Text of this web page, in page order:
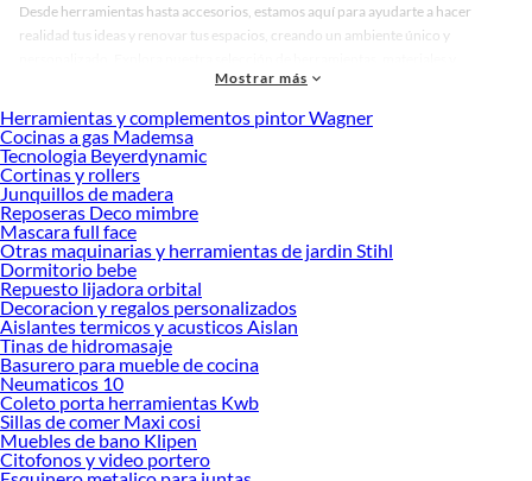
Desde herramientas hasta accesorios, estamos aquí para ayudarte a hacer
realidad tus ideas y renovar tus espacios, creando un ambiente único y
accesorios de calidad que te ayudarán a crear un espacio más tú.
Desde remodelaciones hasta proyectos de decoración, estamos aquí para hacer
tus ideas realidad. ¡Visítanos y encuentra todo lo que tenemos para ofrecerte en
Mochilas mujer!
Explora la variedad de productos de Mochilas mujer en Sodimac
Herramientas, materiales y accesorios de calidad para tus proyectos y
renovación de espacios. ¡Visítanos y descubre todo lo que tenemos para
ofrecerte!
Encuentra una amplia variedad de productos de Mochilas mujer en Sodimac.
Encuentra todo lo necesario para tus proyectos de renovación y decoración.
¡Visítanos y haz tus ideas realidad!
Mostrar más
Herramientas y complementos pintor Wagner
Cocinas a gas Mademsa
Tecnologia Beyerdynamic
Cortinas y rollers
Junquillos de madera
Reposeras Deco mimbre
Mascara full face
Otras maquinarias y herramientas de jardin Stihl
Dormitorio bebe
Repuesto lijadora orbital
Decoracion y regalos personalizados
Aislantes termicos y acusticos Aislan
Tinas de hidromasaje
Basurero para mueble de cocina
Neumaticos 10
Coleto porta herramientas Kwb
Sillas de comer Maxi cosi
Muebles de bano Klipen
Citofonos y video portero